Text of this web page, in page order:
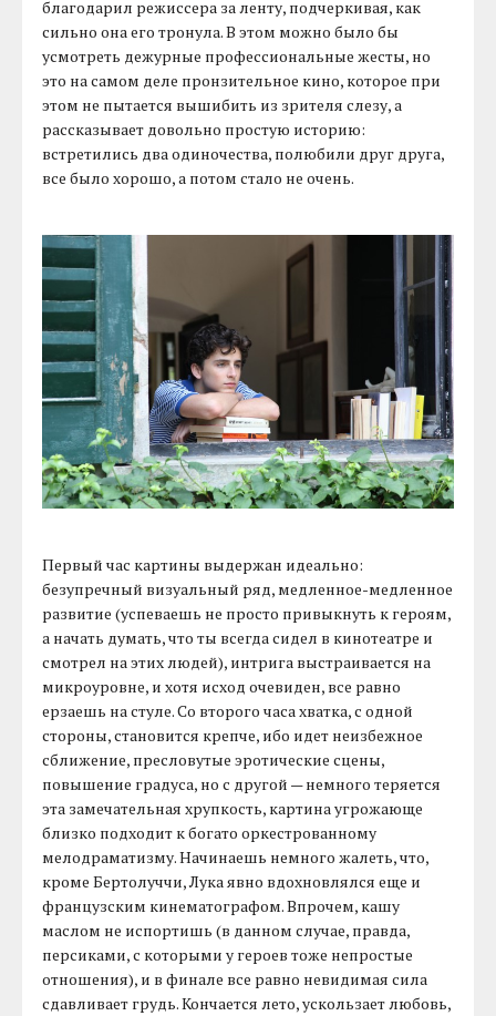
благодарил режиссера за ленту, подчеркивая, как
сильно она его тронула. В этом можно было бы
усмотреть дежурные профессиональные жесты, но
это на самом деле пронзительное кино, которое при
этом не пытается вышибить из зрителя слезу, а
рассказывает довольно простую историю:
встретились два одиночества, полюбили друг друга,
все было хорошо, а потом стало не очень.
Первый час картины выдержан идеально:
безупречный визуальный ряд, медленное-медленное
развитие (успеваешь не просто привыкнуть к героям,
а начать думать, что ты всегда сидел в кинотеатре и
смотрел на этих людей), интрига выстраивается на
микроуровне, и хотя исход очевиден, все равно
ерзаешь на стуле. Со второго часа хватка, с одной
стороны, становится крепче, ибо идет неизбежное
сближение, пресловутые эротические сцены,
повышение градуса, но с другой — немного теряется
эта замечательная хрупкость, картина угрожающе
близко подходит к богато оркестрованному
мелодраматизму. Начинаешь немного жалеть, что,
кроме Бертолуччи, Лука явно вдохновлялся еще и
французским кинематографом. Впрочем, кашу
маслом не испортишь (в данном случае, правда,
персиками, с которыми у героев тоже непростые
отношения), и в финале все равно невидимая сила
сдавливает грудь. Кончается лето, ускользает любовь,